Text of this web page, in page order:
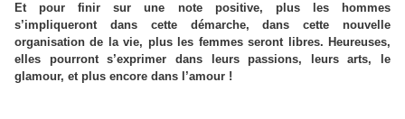
Et pour finir sur une note positive, plus les hommes
s’impliqueront dans cette démarche, dans cette nouvelle
organisation de la vie, plus les femmes seront libres. Heureuses,
elles pourront s’exprimer dans leurs passions, leurs arts, le
glamour, et plus encore dans l’amour !